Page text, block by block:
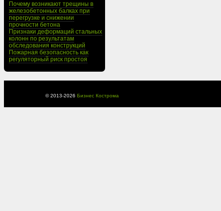
Почему возникают трещины в
железобетонных балках при
перегрузке и снижении
прочности бетона
Признаки деформаций стальных
колонн по результатам
обследования конструкций
Пожарная безопасность как
регуляторный риск простоя
© 2013-2026 Бизнес Кострома